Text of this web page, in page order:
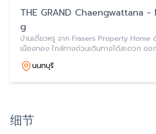
THE GRAND Chaengwattana
g
บ้านเดี่ยวหรู จาก Frasers Property Home
เมืองทอง ใกล้ทางด่วนเดินทางได้สะดวก ออ
เอกลักษณ์ด้วยสไตล์ Modern European ราค
บาท*นนทบุรี
细节